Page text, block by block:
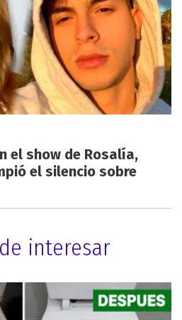
el show de Rosalía,
el silencio sobre
interesar